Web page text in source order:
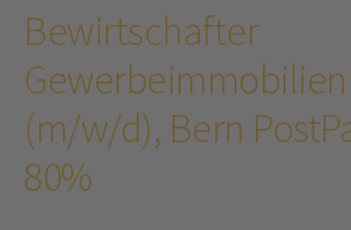
Bewirtschafter
Gewerbeimmobilien
(m/w/d), Bern
80%